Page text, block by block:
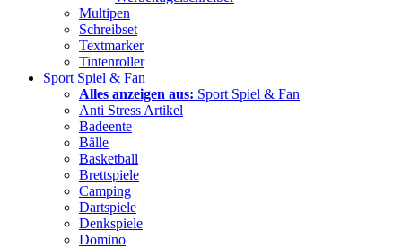
Multipen
Schreibset
Textmarker
Tintenroller
Sport Spiel & Fan
Alles anzeigen aus: Sport Spiel & Fan
Anti Stress Artikel
Badeente
Bälle
Basketball
Brettspiele
Camping
Dartspiele
Denkspiele
Domino